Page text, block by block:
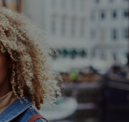
Oppimateriaalit
Lukion pakettilisenssi
Käyttöönotto
Bruksanvisning
Tilaa